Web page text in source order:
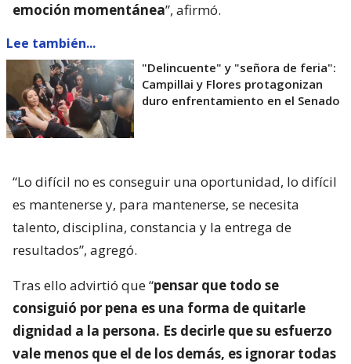
emoción momentánea”, afirmó.
Lee también...
"Delincuente" y "señora de feria":
Campillai y Flores protagonizan
duro enfrentamiento en el Senado
“Lo difícil no es conseguir una oportunidad, lo difícil
es mantenerse y, para mantenerse, se necesita
talento, disciplina, constancia y la entrega de
resultados”, agregó.
Tras ello advirtió que “pensar que todo se
consiguió por pena es una forma de quitarle
dignidad a la persona. Es decirle que su esfuerzo
vale menos que el de los demás, es ignorar todas